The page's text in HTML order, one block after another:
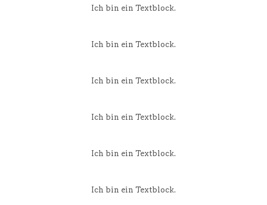
Ich bin ein Textblock.
Ich bin ein Textblock.
Ich bin ein Textblock.
Ich bin ein Textblock.
Ich bin ein Textblock.
Ich bin ein Textblock.